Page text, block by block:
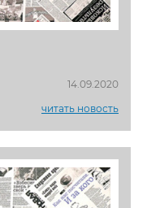
14.09.2020
читать новость